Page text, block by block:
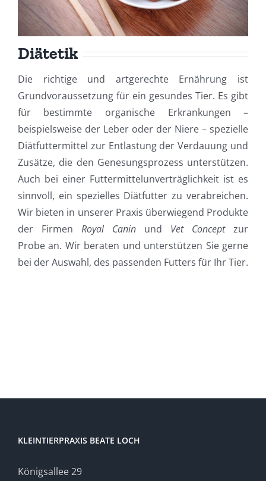
Diätetik
Die richtige und artgerechte Ernährung ist
Grundvoraussetzung für ein gesundes Tier. Es gibt
für bestimmte organische Erkrankungen –
beispielsweise der Leber oder der Niere – spezielle
Diätfuttermittel zur Entlastung der Verdauung und
Zusätze, die den Genesungsprozess unterstützen.
Auch bei einer Futtermittelunverträglichkeit ist es
sinnvoll, ein spezielles Diätfutter zu verabreichen.
Wir bieten in unserer Praxis überwiegend Produkte
der Firmen Royal Canin und Vet Conceptzur
Probe an. Wir beraten und unterstützen Sie gerne
bei der Auswahl, des passenden Futters für Ihr Tier.
KLEINTIERPRAXIS BEATE LOCH
Königsallee 29